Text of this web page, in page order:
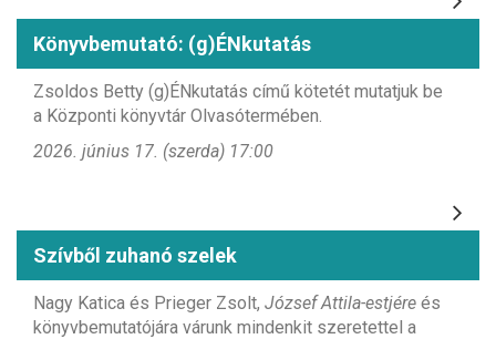
Könyvbemutató: (g)ÉNkutatás
Zsoldos Betty (g)ÉNkutatás című kötetét mutatjuk be
a Központi könyvtár Olvasótermében.
2026. június 17. (szerda) 17:00
Szívből zuhanó szelek
Nagy Katica és Prieger Zsolt, József Attila-estjére és
könyvbemutatójára várunk mindenkit szeretettel a